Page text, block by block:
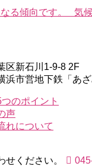
る傾向です。 気
区新石川1-9-8 2F
浜市営地下鉄「あ
のポイント
声
れについて
せください。